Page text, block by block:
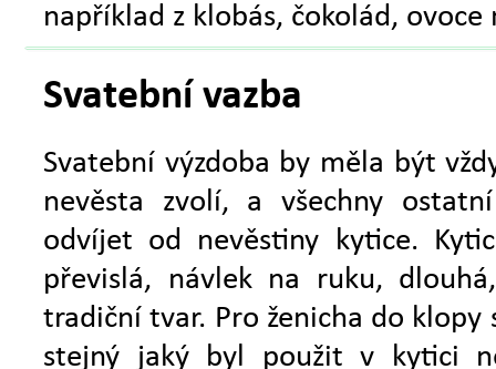
například z klobás, čokolád, ovoce
Svatební vazba
Svatební výzdoba by měla být
nevěsta zvolí, a všechny
odvíjet od nevěstiny kytice.
převislá, návlek na ruku,
tradiční tvar. Pro ženicha do klopy
stejný jaký byl použit v kytici